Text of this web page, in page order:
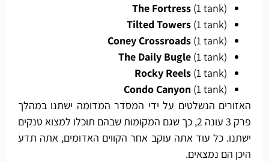
The Fortress (1 tank)
Tilted Towers (1 tank)
Coney Crossroads (1 tank)
The Daily Bugle (1 tank)
Rocky Reels (1 tank)
Condo Canyon (1 tank)
האזורים הנשלטים על ידי המסדר המדומה ישתנו במהלך
פרק 3 עונה 2, כך שגם המקומות שבהם תוכלו למצוא טנקים
ישתנו. כל עוד אתה עוקב אחר הקווים האדומים, אתה תדע
היכן הם נמצאים.